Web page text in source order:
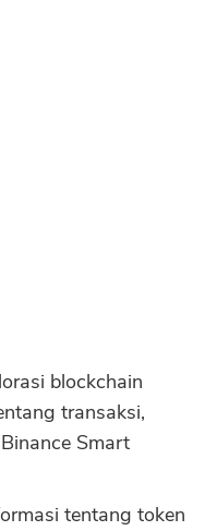
blockchain
transaksi,
Smart
tentang token